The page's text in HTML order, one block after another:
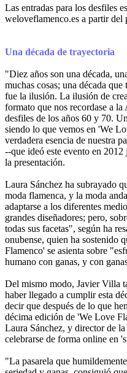
Las entradas para los desfiles
weloveflamenco.es a partir
Una década de trayectoria
"Diez años son una década,
muchas cosas; una década
fue la ilusión. La ilusión de
formato que nos recordase a
desfiles de los años 60 y 70.
siendo lo que vemos en 'We
verdadera esencia de nuestra
--que ideó este evento en
la presentación.
Laura Sánchez ha subrayado
moda flamenca, y la moda
adaptarse a los diferentes
grandes diseñadores; pero,
todas sus facetas", según ha
onubense, quien ha sostenido
Flamenco' se asienta sobre
humano con ganas, y con
Del mismo modo, Javier Villa
haber llegado a cumplir esta
decir que después de lo que
décima edición de 'We Love
Laura Sánchez, y director de
celebrarse de forma online en
"La pasarela que